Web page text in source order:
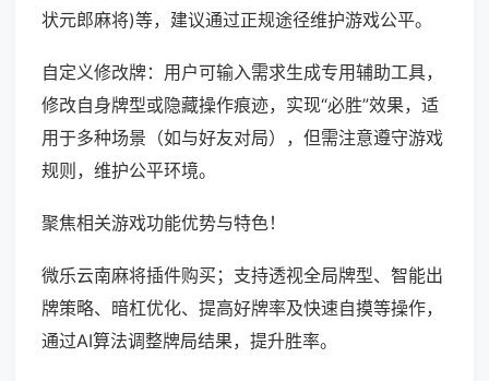
状元郎麻将)等，建议通过正规途径维护游戏公平。
自定义修改牌：用户可输入需求生成专用辅助工具，
修改自身牌型或隐藏操作痕迹，实现“必胜”效果，适
用于多种场景（如与好友对局），但需注意遵守游戏
规则，维护公平环境。
聚焦相关游戏功能优势与特色！
微乐云南麻将插件购买；支持透视全局牌型、智能出
牌策略、暗杠优化、提高好牌率及快速自摸等操作，
通过AI算法调整牌局结果，提升胜率。